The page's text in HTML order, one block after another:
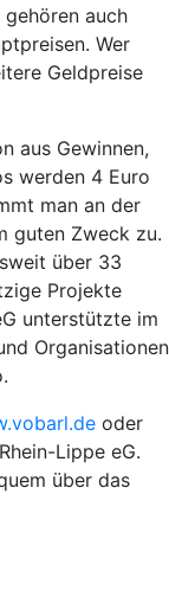
auch
Wer
Geldpreise
aus Gewinnen,
werden 4 Euro
man an der
guten Zweck zu.
über 33
Projekte
unterstützte im
Organisationen
oder
Lippe eG.
über das